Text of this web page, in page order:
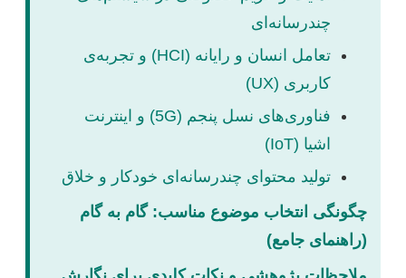
چندرسانه‌ای
تعامل انسان و رایانه (HCI) و تجربه‌ی
کاربری (UX)
فناوری‌های نسل پنجم (5G) و اینترنت
اشیا (IoT)
تولید محتوای چندرسانه‌ای خودکار و خلاق
چگونگی انتخاب موضوع مناسب: گام به گام
(راهنمای جامع)